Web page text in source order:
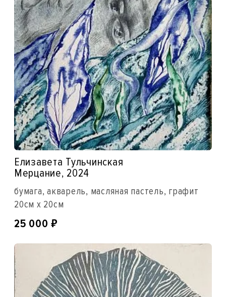
Елизавета Тульчинская
Мерцание, 2024
бумага, акварель, масляная пастель, графит
20см x 20см
25 000₽